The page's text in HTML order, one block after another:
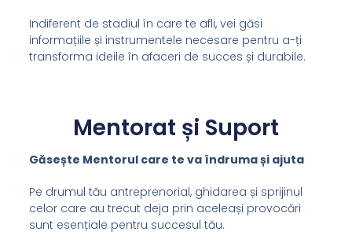
Indiferent de stadiul în care te afli, vei găsi
informațiile și instrumentele necesare pentru a-ți
transforma ideile în afaceri de succes și durabile.
Mentorat și Suport
Găsește Mentorul care te va îndruma și ajuta
Pe drumul tău antreprenorial, ghidarea și sprijinul
celor care au trecut deja prin aceleași provocări
sunt esențiale pentru succesul tău.